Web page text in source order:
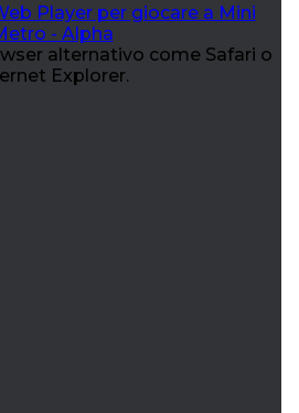
Player per giocare a Mini
- Alpha
alternativo come Safari o
Explorer.